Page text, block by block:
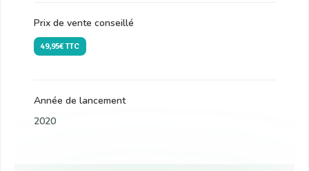
Prix de vente conseillé
49,95€ TTC
Année de lancement
2020